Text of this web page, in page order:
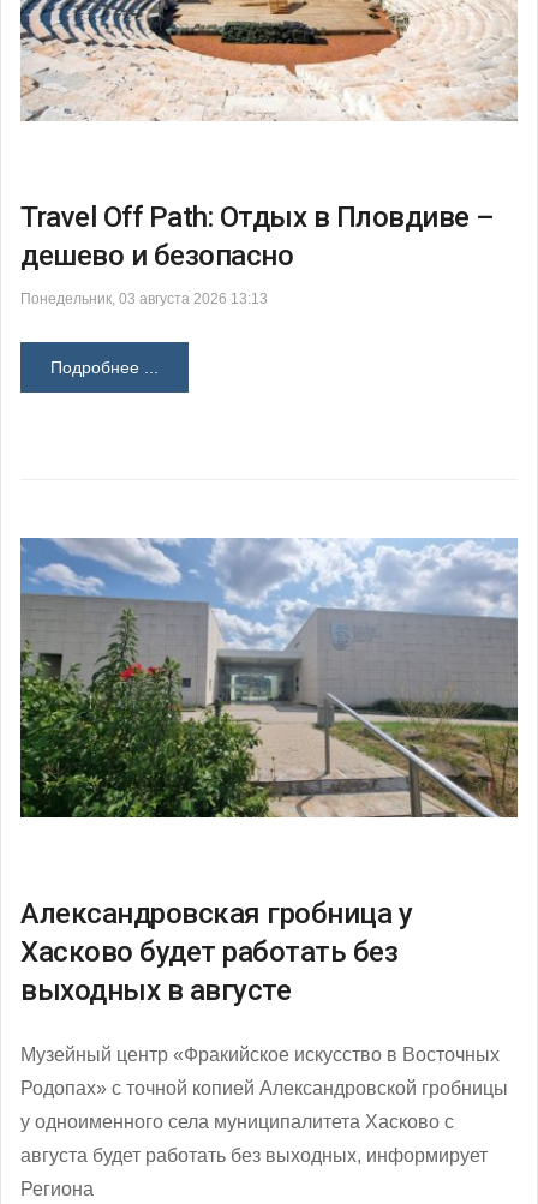
Travel Off Path: Отдых в Пловдиве –
дешево и безопасно
Понедельник, 03 августа 2026 13:13
Подробнее ...
Александровская гробница у
Хасково будет работать без
выходных в августе
Музейный центр «Фракийское искусство в Восточных
Родопах» с точной копией Александровской гробницы
у одноименного села муниципалитета Хасково с
августа будет работать без выходных, информирует
Региона